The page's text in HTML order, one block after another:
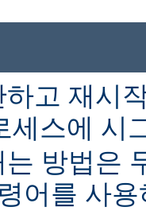
고 재시
세스에 시
방법은
어를 사